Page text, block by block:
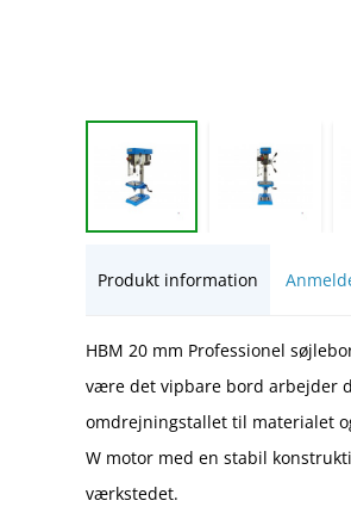
Produkt information
HBM 20 mm Professionel
være det vipbare bord arbejder
omdrejningstallet til materialet
W motor med en stabil
værkstedet.